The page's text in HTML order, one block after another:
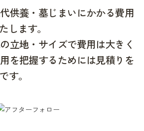
供養・墓じまいにかかる費用
します。
立地・サイズで費用は大きく
を把握するためには見積りを
す。